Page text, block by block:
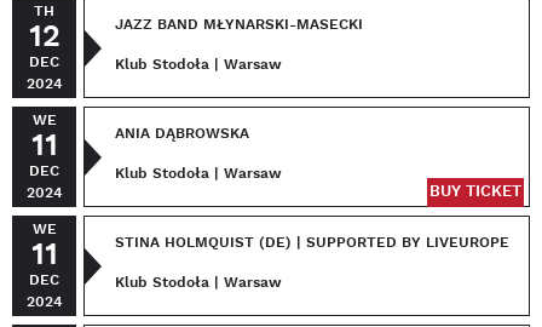
TH
12
DEC
2024
JAZZ BAND MŁYNARSKI-MASECKI
Klub Stodoła | Warsaw
WE
11
DEC
2024
ANIA DĄBROWSKA
Klub Stodoła | Warsaw
BUY TICKET
WE
11
DEC
2024
STINA HOLMQUIST (DE) | SUPPORTED BY LIVEUROPE
Klub Stodoła | Warsaw